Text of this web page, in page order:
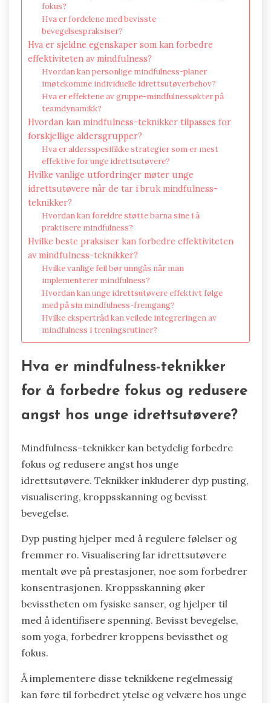
fokus?
Hva er fordelene med bevisste
bevegelsespraksiser?
Hva er sjeldne egenskaper som kan forbedre
effektiviteten av mindfulness?
Hvordan kan personlige mindfulness-planer
imøtekomme individuelle idrettsutøverbehov?
Hva er effektene av gruppe-mindfulnessøkter på
teamdynamikk?
Hvordan kan mindfulness-teknikker tilpasses for
forskjellige aldersgrupper?
Hva er aldersspesifikke strategier som er mest
effektive for unge idrettsutøvere?
Hvilke vanlige utfordringer møter unge
idrettsutøvere når de tar i bruk mindfulness-
teknikker?
Hvordan kan foreldre støtte barna sine i å
praktisere mindfulness?
Hvilke beste praksiser kan forbedre effektiviteten
av mindfulness-teknikker?
Hvilke vanlige feil bør unngås når man
implementerer mindfulness?
Hvordan kan unge idrettsutøvere effektivt følge
med på sin mindfulness-fremgang?
Hvilke ekspertråd kan veilede integreringen av
mindfulness i treningsrutiner?
Hva er mindfulness-teknikker
for å forbedre fokus og redusere
angst hos unge idrettsutøvere?
Mindfulness-teknikker kan betydelig forbedre
fokus og redusere angst hos unge
idrettsutøvere. Teknikker inkluderer dyp pusting,
visualisering, kroppsskanning og bevisst
bevegelse.
Dyp pusting hjelper med å regulere følelser og
fremmer ro. Visualisering lar idrettsutøvere
mentalt øve på prestasjoner, noe som forbedrer
konsentrasjonen. Kroppsskanning øker
bevisstheten om fysiske sanser, og hjelper til
med å identifisere spenning. Bevisst bevegelse,
som yoga, forbedrer kroppens bevissthet og
fokus.
Å implementere disse teknikkene regelmessig
kan føre til forbedret ytelse og velvære hos unge